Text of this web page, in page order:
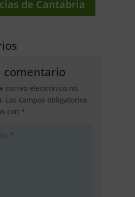
de Cantabria
comentario
correo electrónico no
Los campos obligatorios
con *